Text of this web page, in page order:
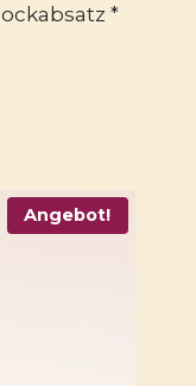
*
Angebot!